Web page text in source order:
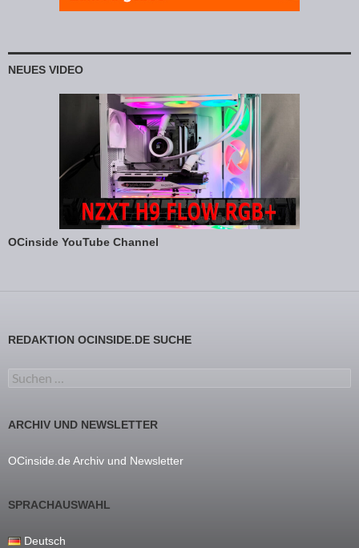
NEUES VIDEO
OCinside YouTube Channel
REDAKTION OCINSIDE.DE SUCHE
Suchen nach:
ARCHIV UND NEWSLETTER
OCinside.de Archiv und Newsletter
SPRACHAUSWAHL
Deutsch